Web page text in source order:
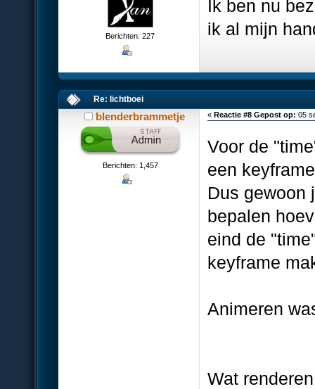
Berichten: 227
Ik ben nu
ik al mijn
Re: lichtboei
blenderbrammetje
Berichten: 1,457
«Reactie #8 Gepost op: 05
Voor de
een
Dus gewoon
bepalen
eind de
keyframe
Animeren
Wat